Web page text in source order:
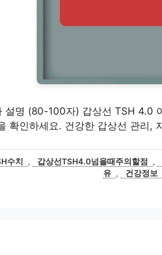
설명 (80-100자) 갑상선 TSH 4.0
확인하세요. 건강한 갑상선 관리,
수치 , 갑상선TSH4.0넘을때주의할점 ,
유 , 건강정보